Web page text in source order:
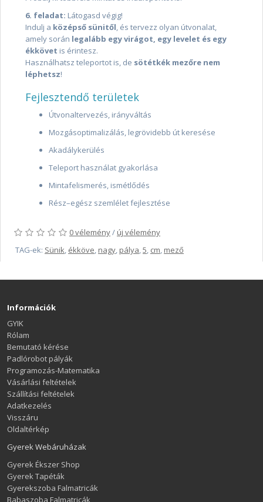
6. feladat: Látogasd végig!
Indulj a középső sünitől, és tervezz olyan útvonalat,
amely során legalább egy virágot, egy levelet és egy
ékkövet is érintesz.
Használhatsz teleportot is, de sötétkék mezőre nem
léphetsz!
Fejlesztendő területek
Útvonaltervezés, irányváltás
Mozgásoptimalizálás, legrövidebb út keresése
Akadálykerülés
Teleport használat gyakorlása
Mintafelismerés, ismétlődés
Rész–egész szemlélet fejlesztése
0 vélemény/ új vélemény
TAG-ek: Sünik, ékköve, nagy, pálya,5, cm, mező
Információk
GYIK
Rólam
Bemutató kérése
Padlórobot pályák
Programozás-Matematika
Vásárlási feltételek
Szállítási feltételek
Adatkezelés
Visszáru
Oldaltérkép
Gyerek Webáruházak
Gyerek Ékszer Shop
Gyerek Tapéták
Gyerekszoba Falmatricák
Babaszoba Falmatricák